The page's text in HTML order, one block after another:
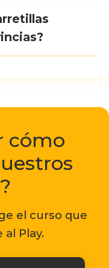
cómo
el curso que
al Play.